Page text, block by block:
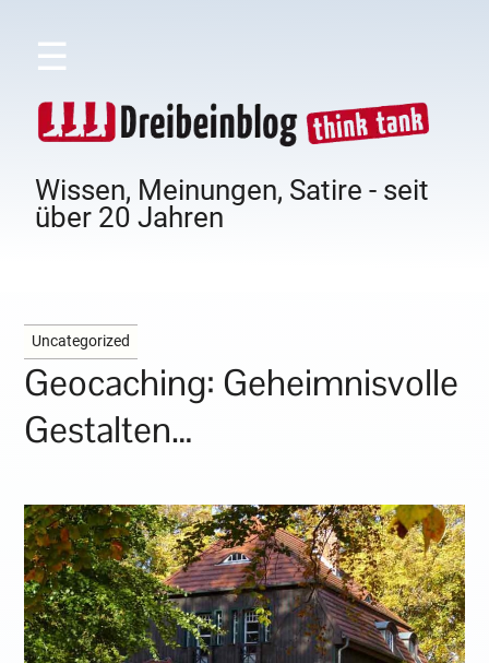
☰
Wissen, Meinungen, Satire - seit
über 20 Jahren
Uncategorized
Geocaching: Geheimnisvolle
Gestalten…